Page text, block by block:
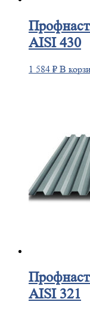
AISI 430
1 584 ₽ В
AISI 321